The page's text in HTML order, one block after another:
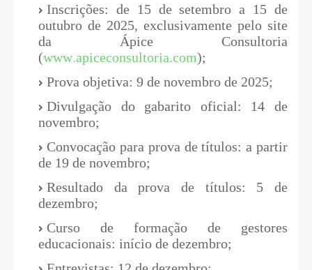
Inscrições: de 15 de setembro a 15 de
outubro de 2025, exclusivamente pelo site
da Ápice Consultoria
(www.apiceconsultoria.com);
Prova objetiva: 9 de novembro de 2025;
Divulgação do gabarito oficial: 14 de
novembro;
Convocação para prova de títulos: a partir
de 19 de novembro;
Resultado da prova de títulos: 5 de
dezembro;
Curso de formação de gestores
educacionais: início de dezembro;